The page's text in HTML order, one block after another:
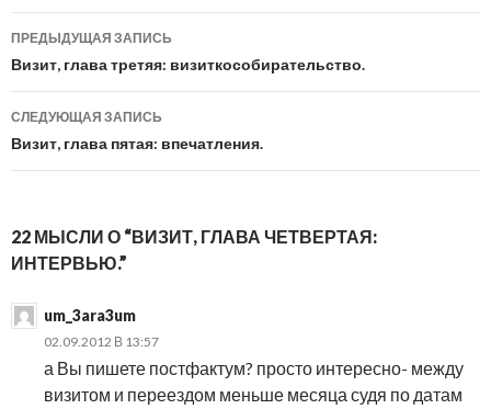
Навигация
по
записям
ПРЕДЫДУЩАЯ ЗАПИСЬ
Визит, глава третяя: визиткособирательство.
СЛЕДУЮЩАЯ ЗАПИСЬ
Визит, глава пятая: впечатления.
22 МЫСЛИ О “ВИЗИТ, ГЛАВА ЧЕТВЕРТАЯ:
ИНТЕРВЬЮ.”
um_3ara3um
02.09.2012 В 13:57
а Вы пишете постфактум? просто интересно- между
визитом и переездом меньше месяца судя по датам